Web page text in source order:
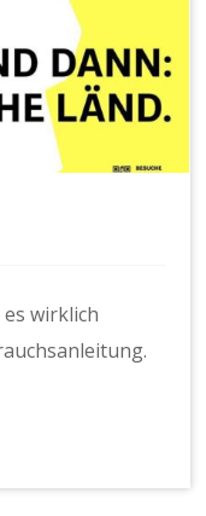
wirklich